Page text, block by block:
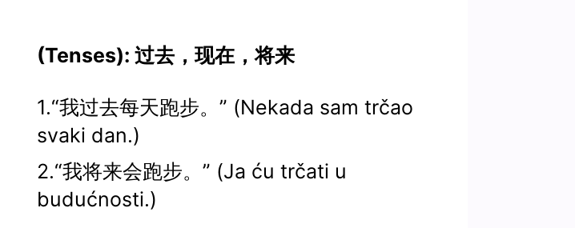
(Tenses): 过去，现在，将来
1.“我过去每天跑步。” (Nekada sam trčao
svaki dan.)
2.“我将来会跑步。” (Ja ću trčati u
budućnosti.)